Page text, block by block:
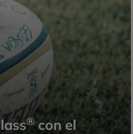
®con el